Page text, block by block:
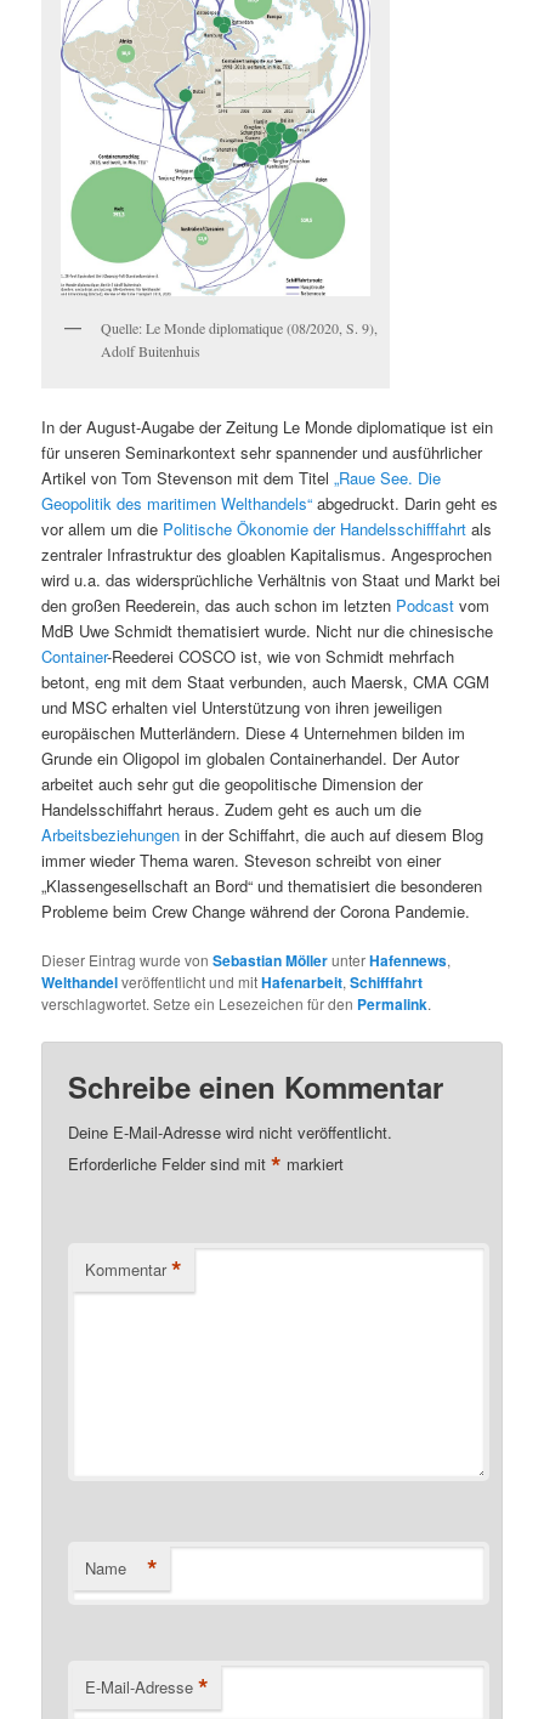
Quelle: Le Monde diplomatique (08/2020, S. 9),
Adolf Buitenhuis
In der August-Augabe der Zeitung Le Monde diplomatique ist ein
für unseren Seminarkontext sehr spannender und ausführlicher
Artikel von Tom Stevenson mit dem Titel„Raue See. Die
Geopolitik des maritimen Welthandels“ abgedruckt. Darin geht es
vor allem um die Politische Ökonomie der Handelsschifffahrt als
zentraler Infrastruktur des gloablen Kapitalismus. Angesprochen
wird u.a. das widersprüchliche Verhältnis von Staat und Markt bei
den großen Reederein, das auch schon im letzten Podcast vom
MdB Uwe Schmidt thematisiert wurde. Nicht nur die chinesische
Container-Reederei COSCO ist, wie von Schmidt mehrfach
betont, eng mit dem Staat verbunden, auch Maersk, CMA CGM
und MSC erhalten viel Unterstützung von ihren jeweiligen
europäischen Mutterländern. Diese 4 Unternehmen bilden im
Grunde ein Oligopol im globalen Containerhandel. Der Autor
arbeitet auch sehr gut die geopolitische Dimension der
Handelsschiffahrt heraus. Zudem geht es auch um die
Arbeitsbeziehungen in der Schiffahrt, die auch auf diesem Blog
immer wieder Thema waren. Steveson schreibt von einer
„Klassengesellschaft an Bord“ und thematisiert die besonderen
Probleme beim Crew Change während der Corona Pandemie.
Dieser Eintrag wurde vonSebastian MöllerunterHafennews,
Welthandelveröffentlicht und mitHafenarbeit,Schifffahrt
verschlagwortet. Setze ein Lesezeichen für den Permalink.
Schreibe einen Kommentar
Deine E-Mail-Adresse wird nicht veröffentlicht.
Erforderliche Felder sind mit* markiert
Kommentar *
Name *
E-Mail-Adresse *